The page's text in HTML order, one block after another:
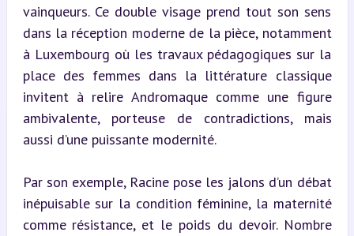
vainqueurs. Ce double visage prend tout son sens
dans la réception moderne de la pièce, notamment
à Luxembourg où les travaux pédagogiques sur la
place des femmes dans la littérature classique
invitent à relire Andromaque comme une figure
ambivalente, porteuse de contradictions, mais
aussi d’une puissante modernité.
Par son exemple, Racine pose les jalons d’un débat
inépuisable sur la condition féminine, la maternité
comme résistance, et le poids du devoir. Nombre